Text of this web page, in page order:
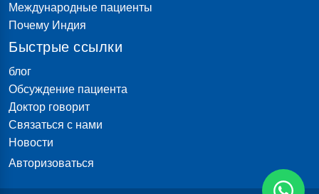
Международные пациенты
Почему Индия
Быстрые ссылки
блог
Обсуждение пациента
Доктор говорит
Связаться с нами
Новости
Авторизоваться